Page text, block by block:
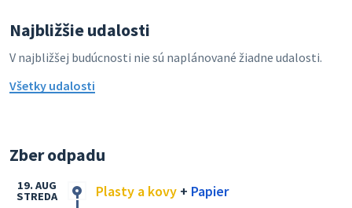
Najbližšie udalosti
V najbližšej budúcnosti nie sú naplánované žiadne udalosti.
Všetky udalosti
Zber odpadu
Plasty a kovy + Papier
19. AUG
STREDA